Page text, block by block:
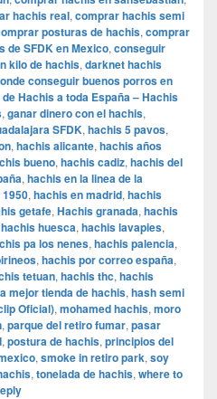
hachis real, comprar hachis semi
posturas de hachis, comprar
de SFDK en Mexico, conseguir
kilo de hachis, darknet hachis
conseguir buenos porros en
Hachis a toda España – Hachis
, ganar dinero con el hachis,
SFDK, hachis 5 pavos,
, hachis alicante, hachis años
bueno, hachis cadiz, hachis del
, hachis en la linea de la
, hachis en madrid, hachis
getafe, Hachis granada, hachis
hachis huesca, hachis lavapies,
pa los nenes, hachis palencia,
, hachis por correo españa,
tetuan, hachis thc, hachis
mejor tienda de hachis, hash semi
Oficial), mohamed hachis, moro
, parque del retiro fumar, pasar
, postura de hachis, principios del
, smoke in retiro park, soy
, tonelada de hachis, where to